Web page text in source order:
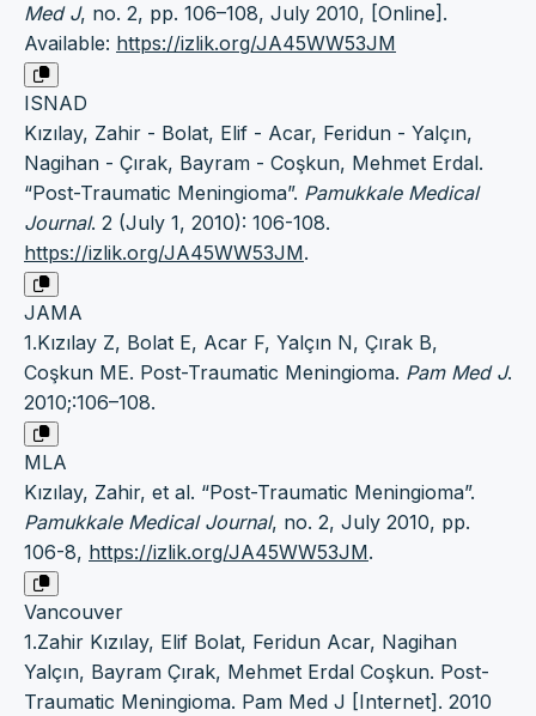
Med J, no. 2, pp. 106–108, July 2010, [Online].
Available: https://izlik.org/JA45WW53JM
ISNAD
Kızılay, Zahir - Bolat, Elif - Acar, Feridun - Yalçın,
Nagihan - Çırak, Bayram - Coşkun, Mehmet Erdal.
“Post-Traumatic Meningioma”. Pamukkale Medical
Journal. 2 (July 1, 2010): 106-108.
https://izlik.org/JA45WW53JM.
JAMA
1.Kızılay Z, Bolat E, Acar F, Yalçın N, Çırak B,
Coşkun ME. Post-Traumatic Meningioma. Pam Med J.
2010;:106–108.
MLA
Kızılay, Zahir, et al. “Post-Traumatic Meningioma”.
Pamukkale Medical Journal, no. 2, July 2010, pp.
106-8, https://izlik.org/JA45WW53JM.
Vancouver
1.Zahir Kızılay, Elif Bolat, Feridun Acar, Nagihan
Yalçın, Bayram Çırak, Mehmet Erdal Coşkun. Post-
Traumatic Meningioma. Pam Med J [Internet]. 2010